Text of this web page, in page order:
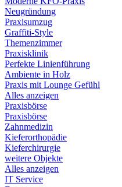
Neugründung
Praxisumzug
Graffiti-Style
Themenzimmer
Praxisklinik
Perfekte Linienführung
Ambiente in Holz
Praxis mit Lounge Gefühl
Alles anzeigen
Praxisbörse
Praxisbörse
Zahnmedizin
Kieferorthopädie
Kieferchirurgie
weitere Objekte
Alles anzeigen
IT Service